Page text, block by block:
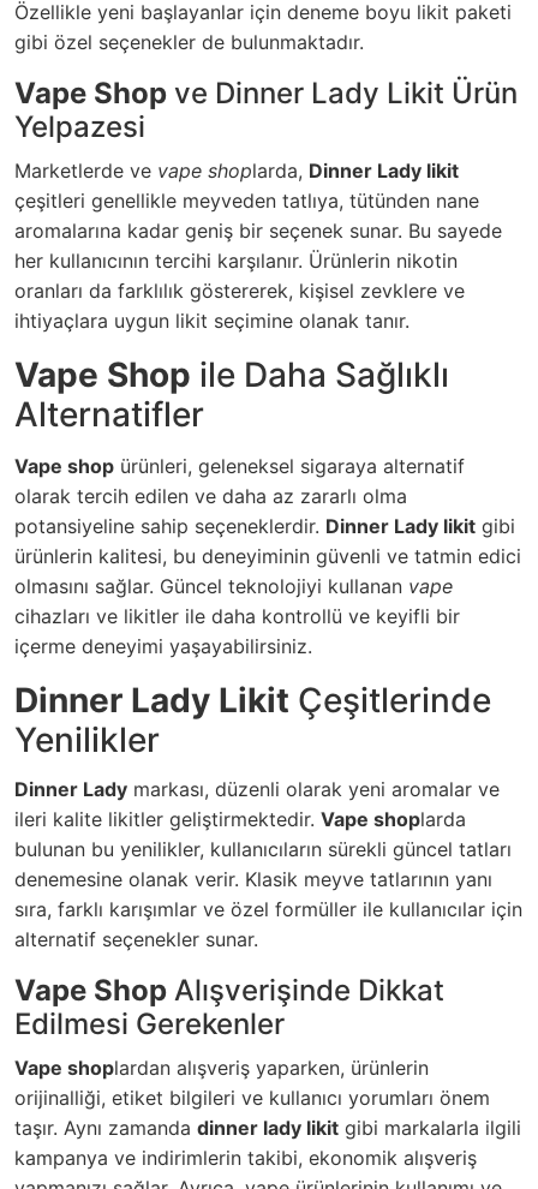
Özellikle yeni başlayanlar için deneme boyu likit paketi
gibi özel seçenekler de bulunmaktadır.
Vape Shop ve Dinner Lady Likit Ürün
Yelpazesi
Marketlerde ve vape shoplarda, Dinner Lady likit
çeşitleri genellikle meyveden tatlıya, tütünden nane
aromalarına kadar geniş bir seçenek sunar. Bu sayede
her kullanıcının tercihi karşılanır. Ürünlerin nikotin
oranları da farklılık göstererek, kişisel zevklere ve
ihtiyaçlara uygun likit seçimine olanak tanır.
Vape Shop ile Daha Sağlıklı
Alternatifler
Vape shop ürünleri, geleneksel sigaraya alternatif
olarak tercih edilen ve daha az zararlı olma
potansiyeline sahip seçeneklerdir. Dinner Lady likit gibi
ürünlerin kalitesi, bu deneyiminin güvenli ve tatmin edici
olmasını sağlar. Güncel teknolojiyi kullanan vape
cihazları ve likitler ile daha kontrollü ve keyifli bir
içerme deneyimi yaşayabilirsiniz.
Dinner Lady Likit Çeşitlerinde
Yenilikler
Dinner Lady markası, düzenli olarak yeni aromalar ve
ileri kalite likitler geliştirmektedir. Vape shoplarda
bulunan bu yenilikler, kullanıcıların sürekli güncel tatları
denemesine olanak verir. Klasik meyve tatlarının yanı
sıra, farklı karışımlar ve özel formüller ile kullanıcılar için
alternatif seçenekler sunar.
Vape Shop Alışverişinde Dikkat
Edilmesi Gerekenler
Vape shoplardan alışveriş yaparken, ürünlerin
orijinalliği, etiket bilgileri ve kullanıcı yorumları önem
taşır. Aynı zamanda dinner lady likit gibi markalarla ilgili
kampanya ve indirimlerin takibi, ekonomik alışveriş